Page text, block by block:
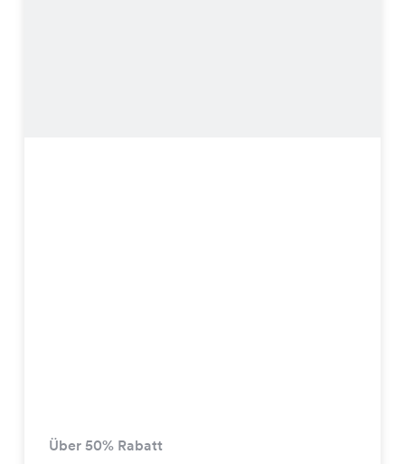
Über 50% Rabatt